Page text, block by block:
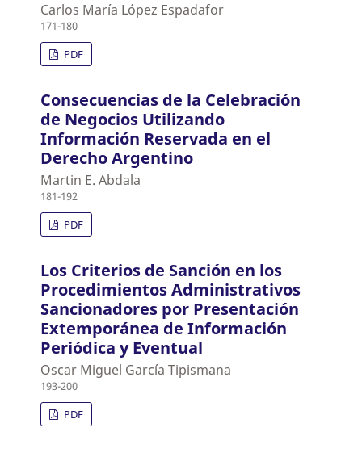
Carlos María López Espadafor
171-180
PDF
Consecuencias de la Celebración
de Negocios Utilizando
Información Reservada en el
Derecho Argentino
Martin E. Abdala
181-192
PDF
Los Criterios de Sanción en los
Procedimientos Administrativos
Sancionadores por Presentación
Extemporánea de Información
Periódica y Eventual
Oscar Miguel García Tipismana
193-200
PDF